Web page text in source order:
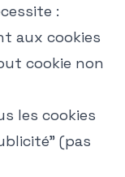
:
aux cookies
cookie non
les cookies
(pas